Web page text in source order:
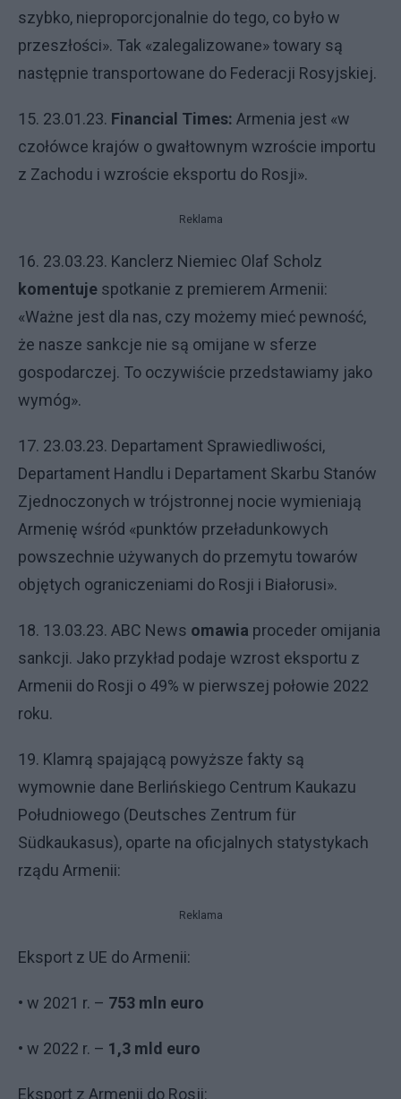
szybko, nieproporcjonalnie do tego, co było w
przeszłości». Tak «zalegalizowane» towary są
następnie transportowane do Federacji Rosyjskiej.
15. 23.01.23. Financial Times: Armenia jest «w
czołówce krajów o gwałtownym wzroście importu
z Zachodu i wzroście eksportu do Rosji».
Reklama
16. 23.03.23. Kanclerz Niemiec Olaf Scholz
komentuje spotkanie z premierem Armenii:
«Ważne jest dla nas, czy możemy mieć pewność,
że nasze sankcje nie są omijane w sferze
gospodarczej. To oczywiście przedstawiamy jako
wymóg».
17. 23.03.23. Departament Sprawiedliwości,
Departament Handlu i Departament Skarbu Stanów
Zjednoczonych w trójstronnej nocie wymieniają
Armenię wśród «punktów przeładunkowych
powszechnie używanych do przemytu towarów
objętych ograniczeniami do Rosji i Białorusi».
18. 13.03.23. ABC News omawia proceder omijania
sankcji. Jako przykład podaje wzrost eksportu z
Armenii do Rosji o 49% w pierwszej połowie 2022
roku.
19. Klamrą spajającą powyższe fakty są
wymownie dane Berlińskiego Centrum Kaukazu
Południowego (Deutsches Zentrum für
Südkaukasus), oparte na oficjalnych statystykach
rządu Armenii:
Reklama
Eksport z UE do Armenii:
• w 2021 r. – 753 mln euro
• w 2022 r. – 1,3 mld euro
Eksport z Armenii do Rosji: